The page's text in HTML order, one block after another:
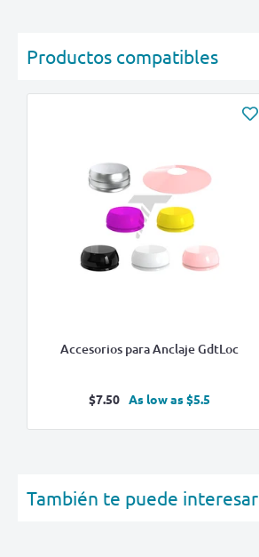
Productos compatibles
Accesorios para Anclaje GdtLoc
Precio
$7.50 As low as $5.5
También te puede interesar